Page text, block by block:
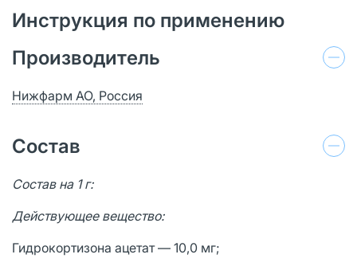
Инструкция по применению
Производитель
Нижфарм АО, Россия
Состав
Состав на 1 г:
Действующее вещество:
Гидрокортизона ацетат — 10,0 мг;